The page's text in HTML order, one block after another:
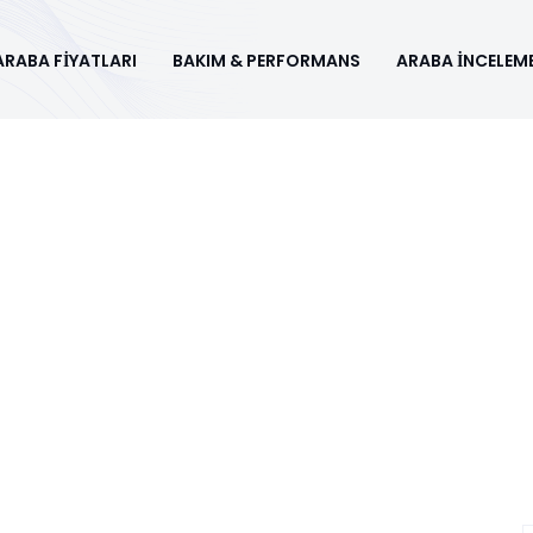
FİYATLARI BAKIM & PERFORMANS ARABA